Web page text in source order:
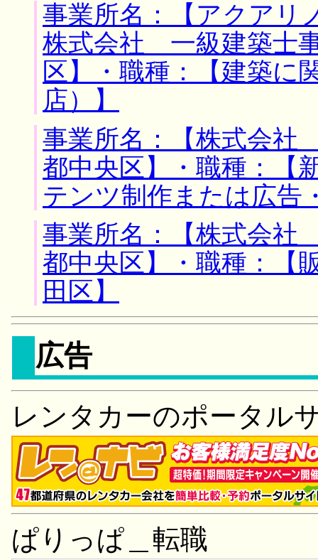
事業所名：【アクア
株式会社 一級建築士
区】・職種：【建築に
店）】
事業所名：【株式会社
都中央区】・職種：【
テンツ制作または広
事業所名：【株式会
都中央区】・職種：【
田区】
広告
レンタカーのポータル
ぱりっぱ＿転職